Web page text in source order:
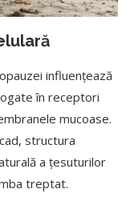
influențează
în receptori
mucoase.
structura
a țesuturilor
treptat.